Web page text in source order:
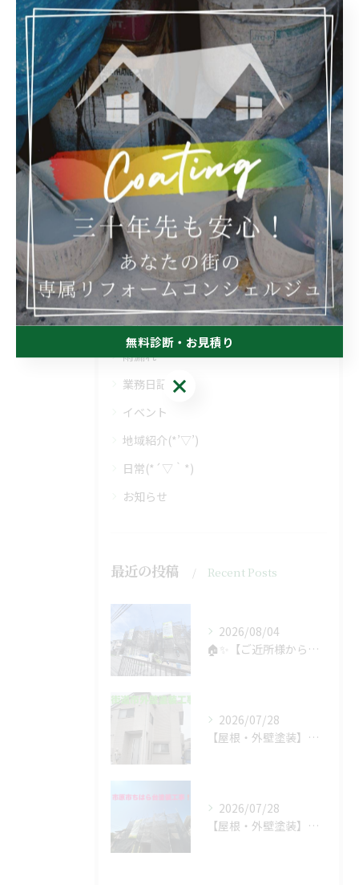
業務日記
< 前のページ 一覧に戻る 次のページ >
カテゴリー Categories
全てのカテゴリー
屋根
防水
塗り替え
内装
雨漏れ
業務日記
イベント
地域紹介(*’▽’)
日常(*´▽｀*)
お知らせ
最近の投稿 Recent Posts
2026/08/04
🏠✨【ご近所様からのご紹介で、工事スタート！】✨🏠
2026/07/28
【屋根・外壁塗装】工事着工しました❗️
2026/07/28
【屋根・外壁塗装】着工しました❗️
無料診断・お見積り
無料診断・お見積り